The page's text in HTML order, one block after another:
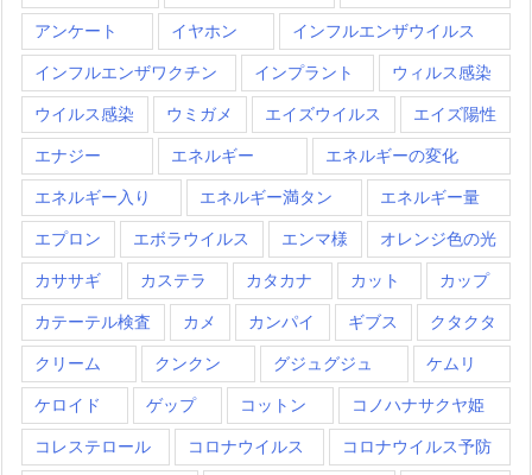
アンケート イヤホン インフルエンザウイルス
インフルエンザワクチン インプラント ウィルス感染
ウイルス感染 ウミガメ エイズウイルス エイズ陽性
エナジー エネルギー エネルギーの変化
エネルギー入り エネルギー満タン エネルギー量
エプロン エボラウイルス エンマ様 オレンジ色の光
カササギ カステラ カタカナ カット カップ
カテーテル検査 カメ カンパイ ギブス クタクタ
クリーム クンクン グジュグジュ ケムリ
ケロイド ゲップ コットン コノハナサクヤ姫
コレステロール コロナウイルス コロナウイルス予防